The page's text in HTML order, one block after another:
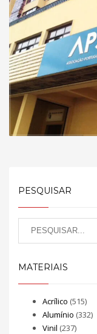
PESQUISAR
MATERIAIS
Acrílico (515)
Alumínio (332)
Vinil (237)